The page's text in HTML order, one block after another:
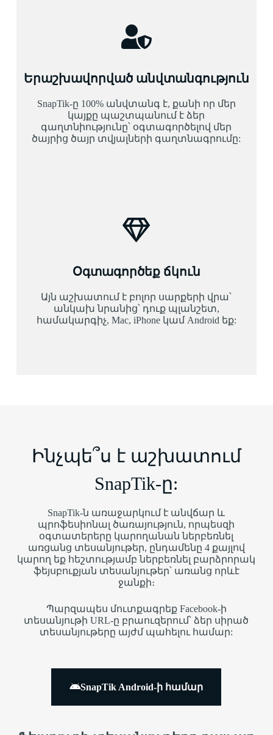
Երաշխավորված անվտանգություն
SnapTik-ը 100% անվտանգ է, քանի որ մեր
կայքը պաշտպանում է ձեր
գաղտնիությունը՝ օգտագործելով մեր
ծայրից ծայր տվյալների գաղտնագրումը:
Օգտագործեք ճկուն
Այն աշխատում է բոլոր սարքերի վրա՝
անկախ նրանից՝ դուք պլանշետ,
համակարգիչ, Mac, iPhone կամ Android եք:
Ինչպե՞ս է աշխատում
SnapTik-ը:
SnapTik-ն առաջարկում է անվճար և
պրոֆեսիոնալ ծառայություն, որպեսզի
օգտատերերը կարողանան ներբեռնել
առցանց տեսանյութեր, ընդամենը 4 քայլով
կարող եք հեշտությամբ ներբեռնել բարձրորակ
ֆեյսբուքյան տեսանյութեր՝ առանց որևէ
ջանքի։
Պարզապես մուտքագրեք Facebook-ի
տեսանյութի URL-ը բրաուզերում՝ ձեր սիրած
տեսանյութերը այժմ պահելու համար:
SnapTik Android-ի համար